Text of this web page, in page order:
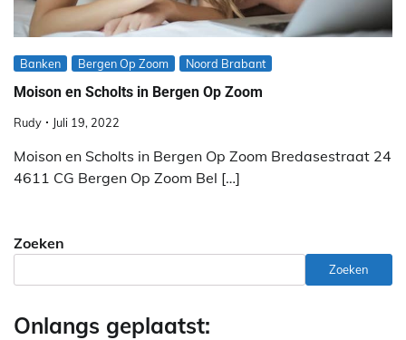
Banken Bergen Op Zoom Noord Brabant
Moison en Scholts in Bergen Op Zoom
Rudy Juli 19, 2022
Moison en Scholts in Bergen Op Zoom Bredasestraat 24
4611 CG Bergen Op Zoom Bel […]
Zoeken
Zoeken
Onlangs geplaatst: